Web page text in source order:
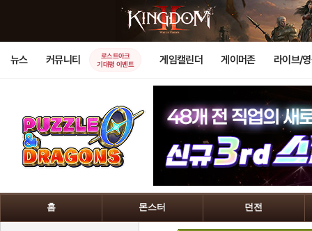
뉴스 커뮤니티
로스트아크
기대평 이벤트
게임캘린더 게이머존 라이브/
홈 몬스터 던전